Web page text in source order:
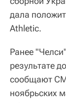
дала
Athletic.
Ранее
результате
сообщают
ноябрьских